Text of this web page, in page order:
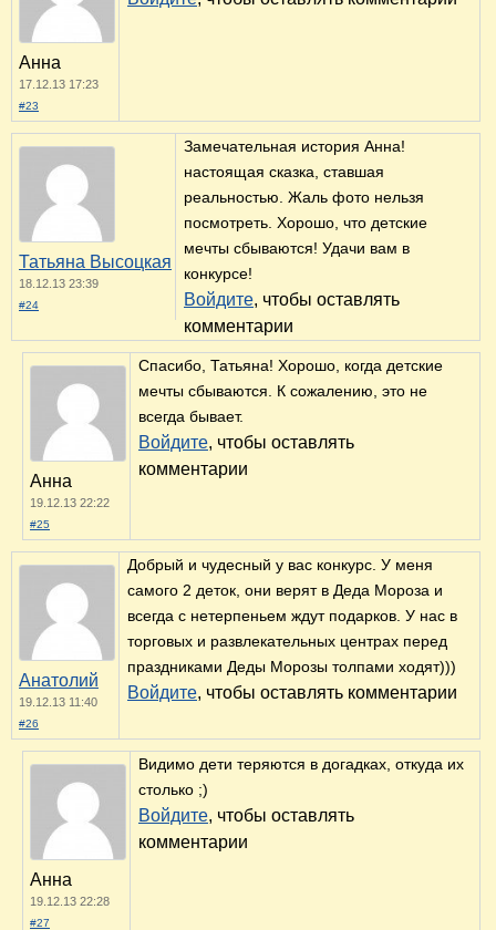
Анна
17.12.13 17:23
#23
Татьяна Высоцкая
18.12.13 23:39
#24
Замечательная история Анна!
настоящая сказка, ставшая
реальностью. Жаль фото нельзя
посмотреть. Хорошо, что детские
мечты сбываются! Удачи вам в
конкурсе!
Войдите, чтобы оставлять
комментарии
Анна
19.12.13 22:22
#25
Спасибо, Татьяна! Хорошо, когда детские
мечты сбываются. К сожалению, это не
всегда бывает.
Войдите, чтобы оставлять
комментарии
Анатолий
19.12.13 11:40
#26
Добрый и чудесный у вас конкурс. У меня
самого 2 деток, они верят в Деда Мороза и
всегда с нетерпеньем ждут подарков. У нас в
торговых и развлекательных центрах перед
праздниками Деды Морозы толпами ходят)))
Войдите, чтобы оставлять комментарии
Анна
19.12.13 22:28
#27
Видимо дети теряются в догадках, откуда их
столько ;)
Войдите, чтобы оставлять
комментарии